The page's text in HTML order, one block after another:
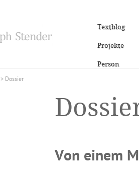
Textblog
Projekte
Person
> Dossier
Von einem